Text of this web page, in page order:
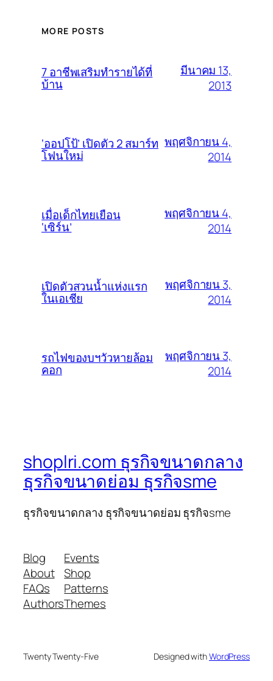
MORE POSTS
7 อาชีพเสริมทำรายได้ที่
บ้าน
มีนาคม 13,
2013
‘ออปโป้’ เปิดตัว 2 สมาร์ท
โฟนใหม่
พฤศจิกายน 4,
2014
เมื่อเด็กไทยเยือน
‘เซิร์น’
พฤศจิกายน 4,
2014
เปิดตัวสวนน้ำแห่งแรก
ในเอเชีย
พฤศจิกายน 3,
2014
รถไฟของบฯวัวหายล้อม
คอก
พฤศจิกายน 3,
2014
shoplri.com ธุรกิจขนาดกลาง
ธุรกิจขนาดย่อม ธุรกิจsme
ธุรกิจขนาดกลาง ธุรกิจขนาดย่อม ธุรกิจsme
Blog
About
FAQs
Authors
Events
Shop
Patterns
Themes
Twenty Twenty-Five Designed withWordPress